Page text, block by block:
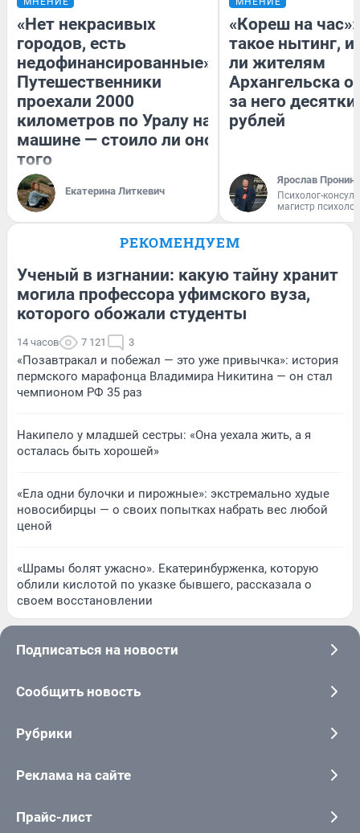
«Нет некрасивых
городов, есть
недофинансированные».
Путешественники
проехали 2000
километров по Уралу на
машине — стоило ли оно
того
Екатерина Литкевич
«Кореш на
такое нытинг, и
ли жителям
Архангельска
за него
рублей
Ярослав Пронин
Психолог-
магистр
РЕКОМЕНДУЕМ
Ученый в изгнании: какую тайну хранит
могила профессора уфимского вуза,
которого обожали студенты
14 часов 7 121 3
«Позавтракал и побежал — это уже привычка»: история
пермского марафонца Владимира Никитина — он стал
чемпионом РФ 35 раз
Накипело у младшей сестры: «Она уехала жить, а я
осталась быть хорошей»
«Ела одни булочки и пирожные»: экстремально худые
новосибирцы — о своих попытках набрать вес любой
ценой
«Шрамы болят ужасно». Екатеринбурженка, которую
облили кислотой по указке бывшего, рассказала о
своем восстановлении
Подписаться на новости
Сообщить новость
Рубрики
Реклама на сайте
Прайс-лист